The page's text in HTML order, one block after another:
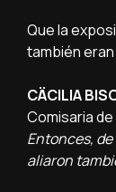
Que la
también
CÄCILIA
Comisaria
Entonces,
aliaron